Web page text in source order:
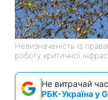
Невизначеність із
роботу критичної
Не витрачай
РБК-Україна у